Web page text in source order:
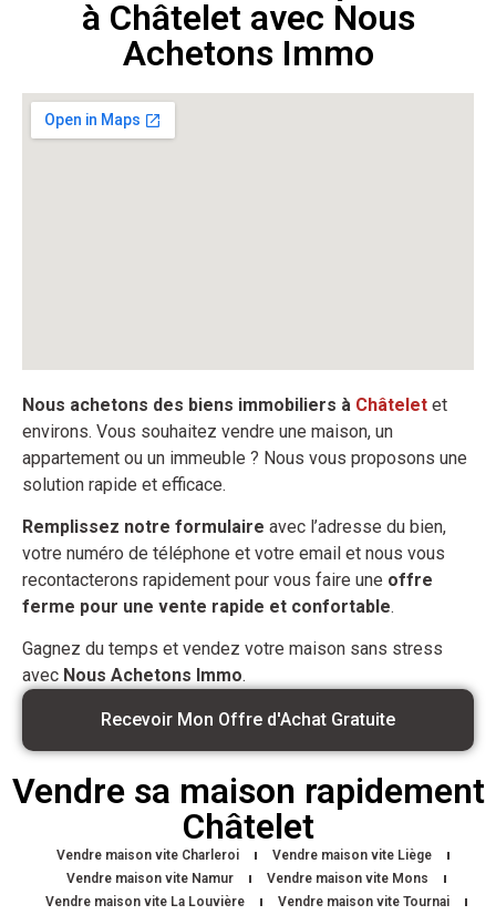
à Châtelet avec Nous
Achetons Immo
Nous achetons des biens immobiliers à Châtelet et
environs. Vous souhaitez vendre une maison, un
appartement ou un immeuble ? Nous vous proposons une
solution rapide et efficace.
Remplissez notre formulaire avec l’adresse du bien,
votre numéro de téléphone et votre email et nous vous
recontacterons rapidement pour vous faire une offre
ferme pour une vente rapide et confortable.
Gagnez du temps et vendez votre maison sans stress
avec Nous Achetons Immo.
Recevoir Mon Offre d'Achat Gratuite
Vendre sa maison rapidement
Châtelet
Vendre maison vite Charleroi
Vendre maison vite Liège
Vendre maison vite Namur
Vendre maison vite Mons
Vendre maison vite La Louvière
Vendre maison vite Tournai